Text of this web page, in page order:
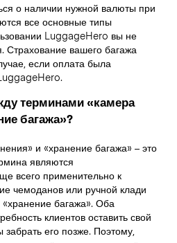
о наличии нужной валюты при
все основные типы
LuggageHero вы не
Страхование вашего багажа
если оплата была
терминами «камера
багажа»?
и «хранение багажа» – это
являются
всего применительно к
чемоданов или ручной клади
багажа». Оба
клиентов оставить свой
его позже. Поэтому,